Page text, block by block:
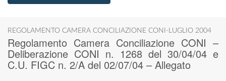
REGOLAMENTO CAMERA CONCILIAZIONE CONI-LUGLIO 2004
Regolamento Camera Conciliazione CONI –
Deliberazione CONI n. 1268 del 30/04/04 e
C.U. FIGC n. 2/A del 02/07/04 – Allegato